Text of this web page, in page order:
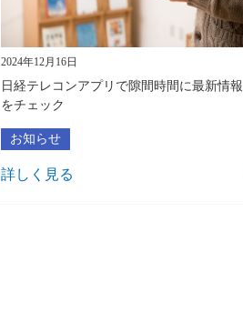
2024年12月16日
⽇経テレコンアプリで隙間時間に最新情報
をチェック
お知らせ
詳しく見る